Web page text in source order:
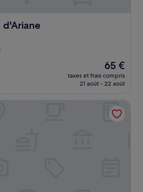
d'Ariane
Le
nouveau
prix
de
65 €
65 €
taxes et frais compris
21 août - 22 août